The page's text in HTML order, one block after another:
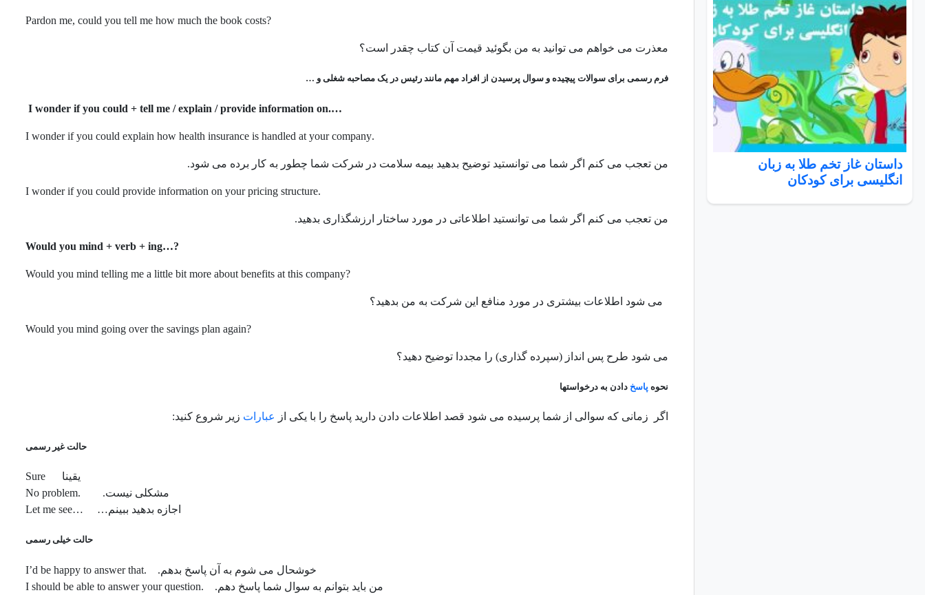
داستان غاز تخم طلا به زبان
انگلیسی برای کودکان
?
Pardon me, could you tell me how much the book costs
معذرت می خواهم می توانید به من بگوئید قیمت آن کتاب چقدر است؟
فرم رسمی برای سوالات پیچیده و سوال پرسیدن از افراد مهم مانند رئیس در یک مصاحبه شغلی و …
….I wonder if you could + tell me / explain / provide information on
.I wonder if you could explain how health insurance is handled at your company
من تعجب می کنم اگر شما می توانستید توضیح بدهید بیمه سلامت در شرکت شما چطور به کار برده می شود.
.I wonder if you could provide information on your pricing structure
من تعجب می کنم اگر شما می توانستید اطلاعاتی در مورد ساختار ارزشگذاری بدهید.
?
…Would you mind + verb + ing
?
Would you mind telling me a little bit more about benefits at this company
می شود اطلاعات بیشتری در مورد منافع این شرکت به من بدهید؟
?
Would you mind going over the savings plan again
می شود طرح پس انداز (سپرده گذاری) را مجددا توضیح دهید؟
نحوه پاسخ دادن به درخواستها
اگر زمانی که سوالی از شما پرسیده می شود قصد اطلاعات دادن دارید پاسخ را با یکی از عبارات زیر شروع کنید:
حالت غیر رسمی
یقینا
Sure
مشکلی نیست.
.No problem
اجازه بدهید ببینم… …Let me see
حالت خیلی رسمی
خوشحال می شوم به آن پاسخ بدهم. .I’d be happy to answer that
من باید بتوانم به سوال شما پاسخ دهم. .I should be able to answer your question